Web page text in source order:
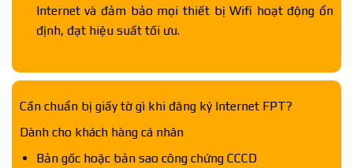
Internet và đảm bảo mọi thiết bị Wifi hoạt động ổn
định, đạt hiệu suất tối ưu.
Cần chuẩn bị giấy tờ gì khi đăng ký Internet FPT?
Dành cho khách hàng cá nhân
Bản gốc hoặc bản sao công chứng CCCD